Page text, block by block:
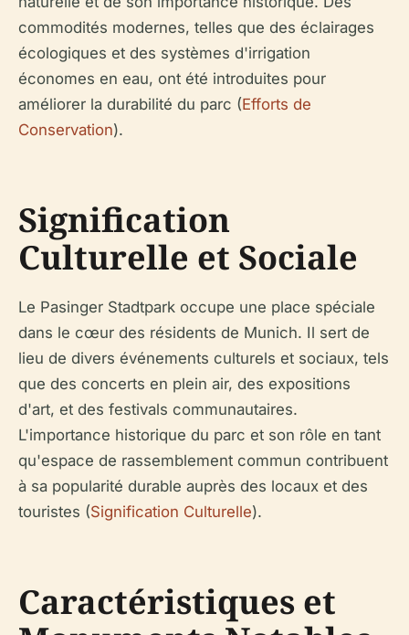
commodités modernes, telles que des éclairages
écologiques et des systèmes d'irrigation
économes en eau, ont été introduites pour
améliorer la durabilité du parc (Efforts de
Conservation).
Signification
Culturelle et Sociale
Le Pasinger Stadtpark occupe une place spéciale
dans le cœur des résidents de Munich. Il sert de
lieu de divers événements culturels et sociaux, tels
que des concerts en plein air, des expositions
d'art, et des festivals communautaires.
L'importance historique du parc et son rôle en tant
qu'espace de rassemblement commun contribuent
à sa popularité durable auprès des locaux et des
touristes (Signification Culturelle).
Caractéristiques et